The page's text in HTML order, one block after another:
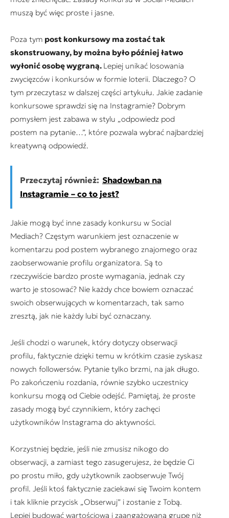
muszą być więc proste i jasne.
Poza tym post konkursowy ma zostać tak
skonstruowany, by można było później łatwo
wyłonić osobę wygraną. Lepiej unikać losowania
zwycięzców i konkursów w formie loterii. Dlaczego? O
tym przeczytasz w dalszej części artykułu. Jakie zadanie
konkursowe sprawdzi się na Instagramie? Dobrym
pomysłem jest zabawa w stylu „odpowiedz pod
postem na pytanie…”, które pozwala wybrać najbardziej
kreatywną odpowiedź.
Przeczytaj również: Shadowban na
Instagramie – co to jest?
Jakie mogą być inne zasady konkursu w Social
Mediach? Częstym warunkiem jest oznaczenie w
komentarzu pod postem wybranego znajomego oraz
zaobserwowanie profilu organizatora. Są to
rzeczywiście bardzo proste wymagania, jednak czy
warto je stosować? Nie każdy chce bowiem oznaczać
swoich obserwujących w komentarzach, tak samo
zresztą, jak nie każdy lubi być oznaczany.
Jeśli chodzi o warunek, który dotyczy obserwacji
profilu, faktycznie dzięki temu w krótkim czasie zyskasz
nowych followersów. Pytanie tylko brzmi, na jak długo.
Po zakończeniu rozdania, równie szybko uczestnicy
konkursu mogą od Ciebie odejść. Pamiętaj, że proste
zasady mogą być czynnikiem, który zachęci
użytkowników Instagrama do aktywności.
Korzystniej będzie, jeśli nie zmusisz nikogo do
obserwacji, a zamiast tego zasugerujesz, że będzie Ci
po prostu miło, gdy użytkownik zaobserwuje Twój
profil. Jeśli ktoś faktycznie zaciekawi się Twoim kontem
i tak kliknie przycisk „Obserwuj” i zostanie z Tobą.
Lepiej budować wartościową i zaangażowaną grupę niż